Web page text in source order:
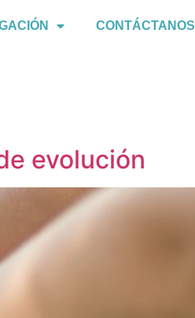
CONTÁCTANOS
evolución